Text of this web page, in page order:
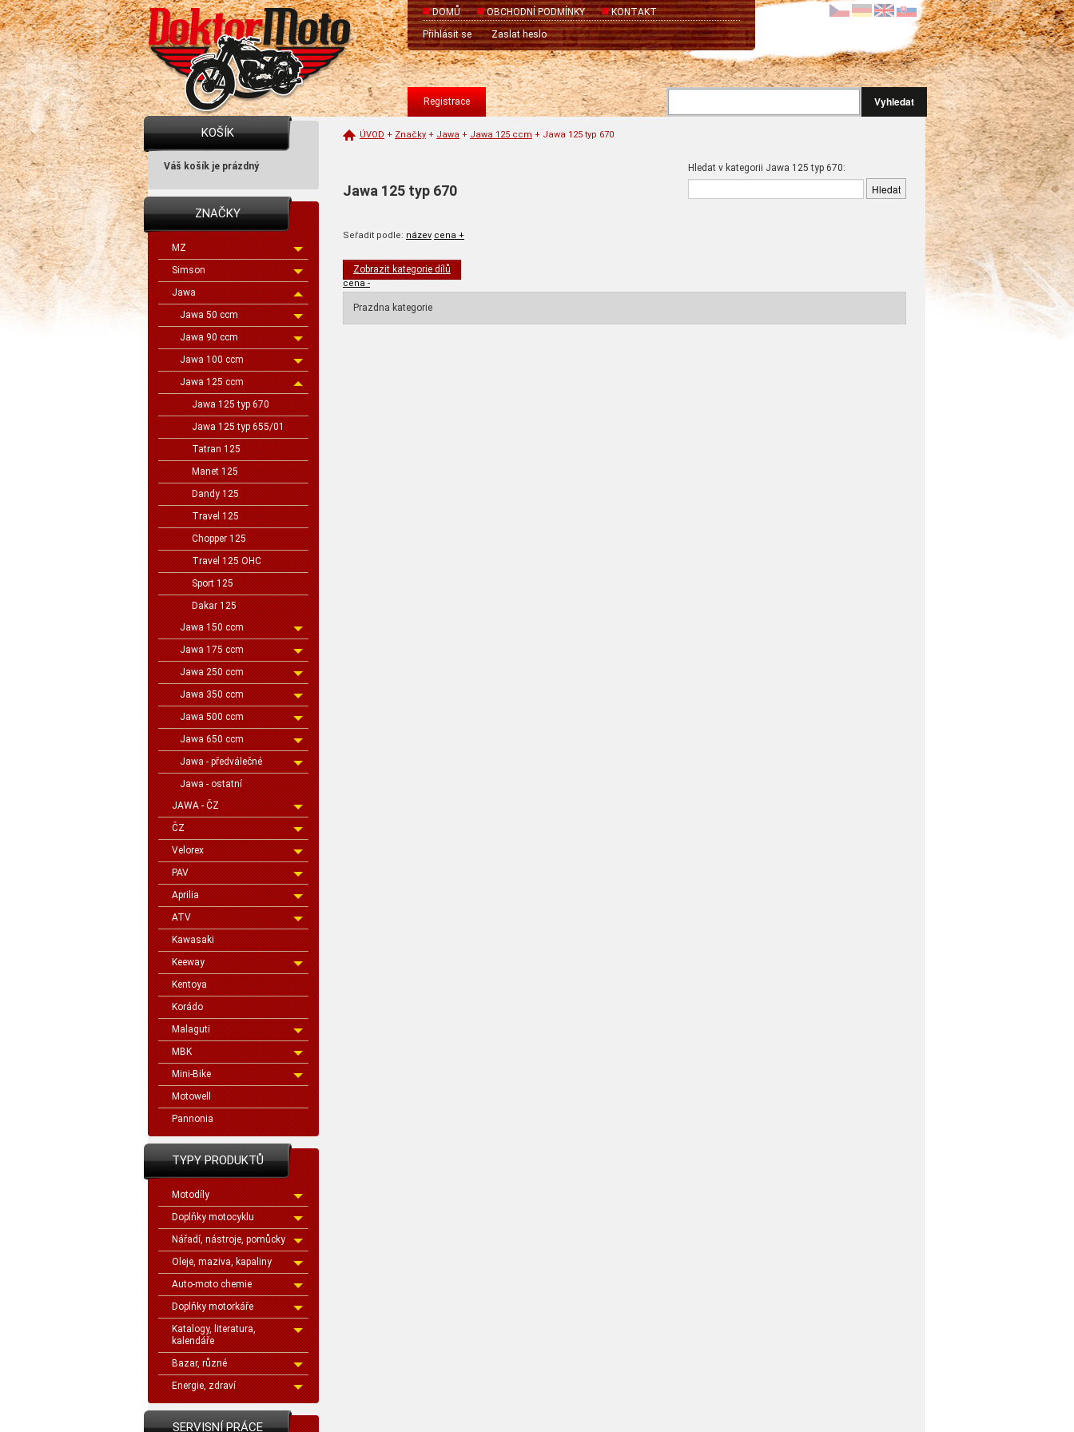
DOMŮ OBCHODNÍ PODMÍNKY
KONTAKT
Přihlásit se
Zaslat heslo
Vyhledat
Registrace
KOŠÍK
Váš košík je prázdný
ZNAČKY
MZ
Simson
Jawa
Jawa 50 ccm
Jawa 90 ccm
Jawa 100 ccm
Jawa 125 ccm
Jawa 125 typ 670
Jawa 125 typ 655/01
Tatran 125
Manet 125
Dandy 125
Travel 125
Chopper 125
Travel 125 OHC
Sport 125
Dakar 125
Jawa 150 ccm
Jawa 175 ccm
Jawa 250 ccm
Jawa 350 ccm
Jawa 500 ccm
Jawa 650 ccm
Jawa - předválečné
Jawa - ostatní
JAWA - ČZ
ČZ
Velorex
PAV
Aprilia
ATV
Kawasaki
Keeway
Kentoya
Korádo
Malaguti
MBK
Mini-Bike
Motowell
Pannonia
TYPY PRODUKTŮ
Motodíly
Doplňky motocyklu
Nářadí, nástroje, pomůcky
Oleje, maziva, kapaliny
Auto-moto chemie
Doplňky motorkáře
Katalogy, literatura,
kalendáře
Bazar, různé
Energie, zdraví
SERVISNÍ PRÁCE
ÚVOD + Značky + Jawa + Jawa 125 ccm + Jawa 125 typ 670
Hledat v kategorii Jawa 125 typ 670:
Jawa 125 typ 670
Seřadit podle: název cena +
cena -
Zobrazit kategorie dílů
Prazdna kategorie